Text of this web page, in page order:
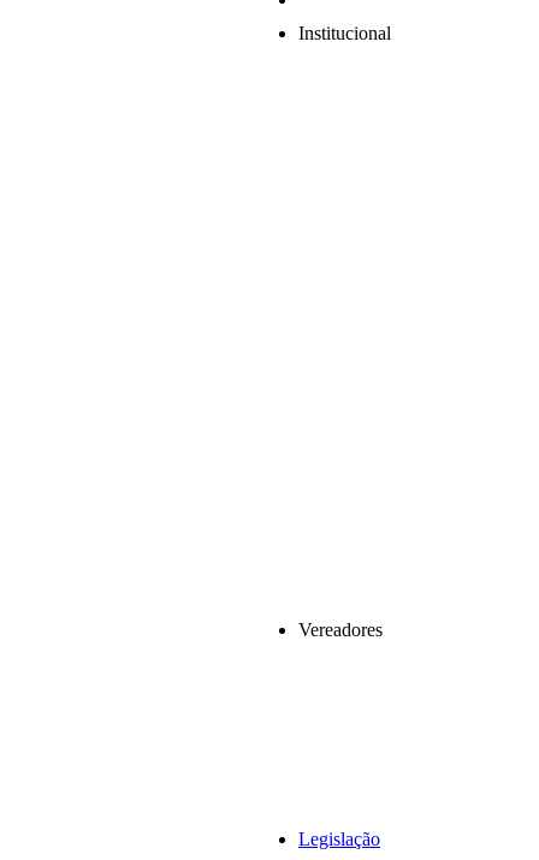
Institucional
Vereadores
Legislação